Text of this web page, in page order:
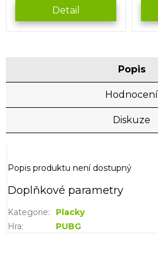
Detail
Popis
Hodnocení
Diskuze
Popis produktu není dostupný
Doplňkové parametry
Kategorie:
Placky
Hra: PUBG